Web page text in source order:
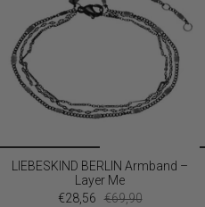
LIEBESKIND BERLIN Armband –
Layer Me
€28,56 €69,90